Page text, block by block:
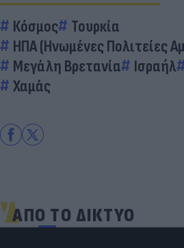
Κόσμος
Τουρκία
ΗΠΑ (Ηνωμένες Πολιτείες
Μεγάλη Βρετανία
Ισραήλ
Χαμάς
ΑΠΟ ΤΟ ΔΙΚΤΥΟ